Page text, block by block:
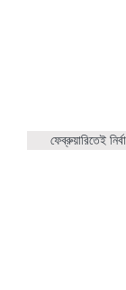
ফেব্রুয়ারিতেই